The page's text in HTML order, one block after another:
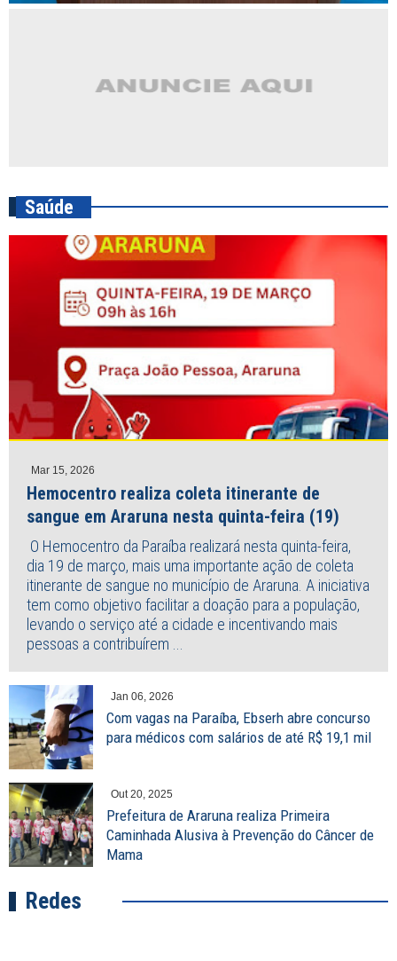
Saúde
Mar 15, 2026
Hemocentro realiza coleta itinerante de
sangue em Araruna nesta quinta-feira (19)
O Hemocentro da Paraíba realizará nesta quinta-feira,
dia 19 de março, mais uma importante ação de coleta
itinerante de sangue no município de Araruna. A iniciativa
tem como objetivo facilitar a doação para a população,
levando o serviço até a cidade e incentivando mais
pessoas a contribuírem ...
Jan 06, 2026
Com vagas na Paraíba, Ebserh abre concurso
para médicos com salários de até R$ 19,1 mil
Out 20, 2025
Prefeitura de Araruna realiza Primeira
Caminhada Alusiva à Prevenção do Câncer de
Mama
Redes